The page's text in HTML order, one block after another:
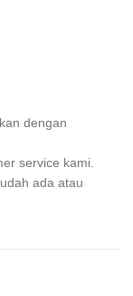
dengan
service kami.
ada atau